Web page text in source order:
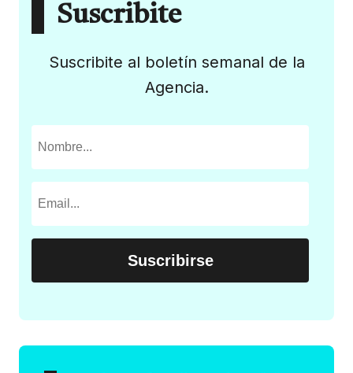
Suscribite
Suscribite al boletín semanal de la
Agencia.